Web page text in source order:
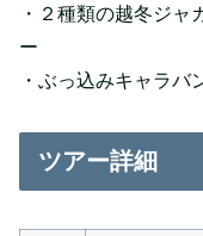
・２種類の越冬ジャ
ー
・ぶっ込みキャラバ
ツアー詳細